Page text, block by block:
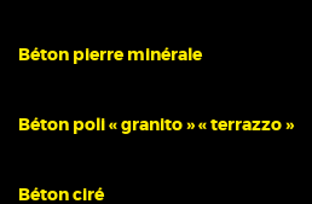
Béton pierre minérale
Béton poli « granito » « terrazzo »
Béton ciré